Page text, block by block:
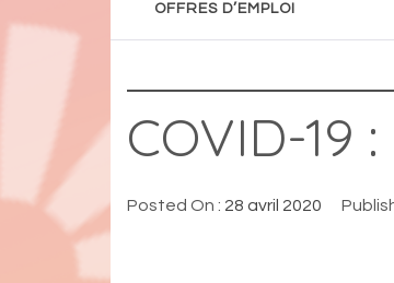
OFFRES D’EMPLOI
COVID-19
Posted On : 28 avril 2020